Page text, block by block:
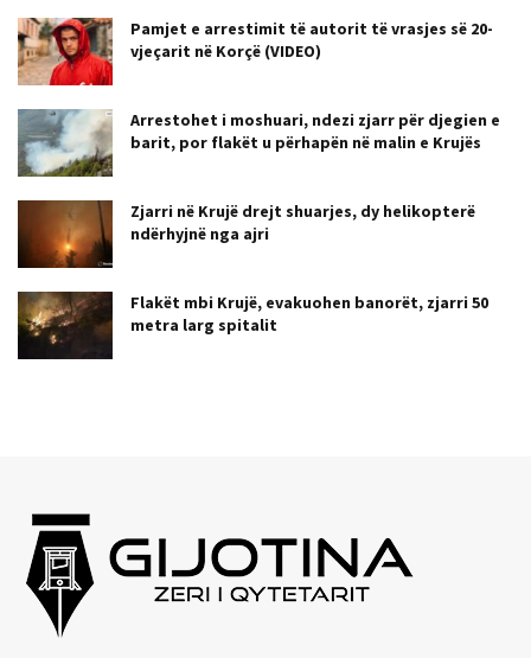
Pamjet e arrestimit të autorit të vrasjes së 20-
vjeçarit në Korçë (VIDEO)
Arrestohet i moshuari, ndezi zjarr për djegien e
barit, por flakët u përhapën në malin e Krujës
Zjarri në Krujë drejt shuarjes, dy helikopterë
ndërhyjnë nga ajri
Flakët mbi Krujë, evakuohen banorët, zjarri 50
metra larg spitalit